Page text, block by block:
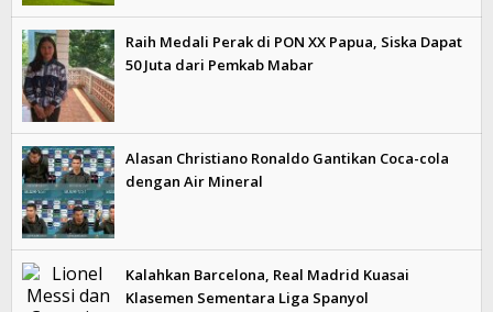
Raih Medali Perak di PON XX Papua, Siska Dapat
50 Juta dari Pemkab Mabar
Alasan Christiano Ronaldo Gantikan Coca-cola
dengan Air Mineral
Kalahkan Barcelona, Real Madrid Kuasai
Klasemen Sementara Liga Spanyol